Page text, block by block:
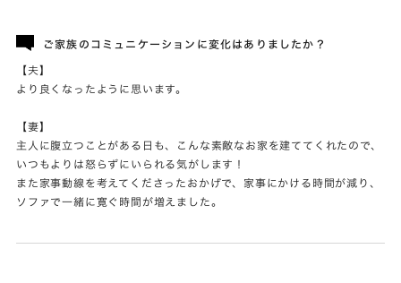
ご家族のコミュニケーションに変化はありましたか？
【夫】
より良くなったように思います。
【妻】
主人に腹立つことがある日も、こんな素敵なお家を建ててくれたので、
いつもよりは怒らずにいられる気がします！
また家事動線を考えてくださったおかげで、家事にかける時間が減り、
ソファで一緒に寛ぐ時間が増えました。